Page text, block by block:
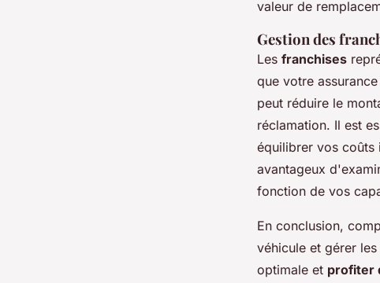
valeur de
Gestion des
Les franchises
que votre
peut réduire le
réclamation. Il est
équilibrer vos coûts
avantageux
fonction de vos
En conclusion,
véhicule et gérer
optimale et profiter